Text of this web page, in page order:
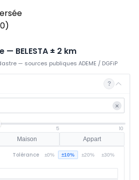
— BELESTA ± 2 km
— sources publiques ADEME / DGFiP
?
×
5 10
Maison Appart
Tolérance ±0% ±10% ±20% ±30%